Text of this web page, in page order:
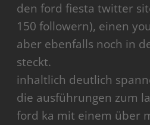
den ford fiesta twitter
150 followern), einen
aber ebenfalls noch in
steckt.
inhaltlich deutlich
die ausführungen zum
ford ka mit einem über